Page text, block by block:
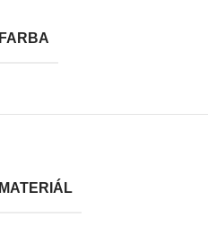
FARBA
MATERIÁL